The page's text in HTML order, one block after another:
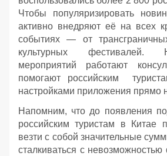
Чтобы популяризировать
активно внедряют её на всех
событиях — от
культурных фестивалей.
мероприятий работают
помогают российским
настройками приложения прямо
Напомним, что до появления
российским туристам в Китае
везти с собой значительные
сталкиваться с невозможностью